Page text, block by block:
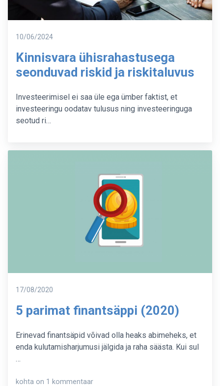
Postitatud
10/06/2024
Kinnisvara ühisrahastusega
seonduvad riskid ja riskitaluvus
Investeerimisel ei saa üle ega ümber faktist, et
investeeringu oodatav tulusus ning investeeringuga
seotud ri…
Postitatud
17/08/2020
5 parimat finantsäppi (2020)
Erinevad finantsäpid võivad olla heaks abimeheks, et
enda kulutamisharjumusi jälgida ja raha säästa. Kui sul
…
5kohta on 1 kommentaar